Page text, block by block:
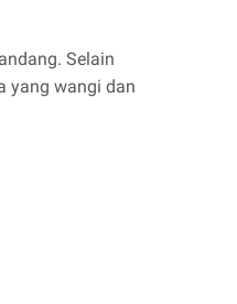
Selain
yang wangi dan